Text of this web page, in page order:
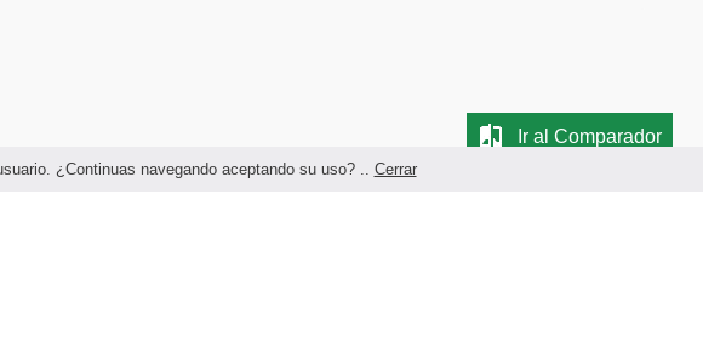
¿Continuas navegando aceptando su uso? .. Cerrar
Ir al Comparador